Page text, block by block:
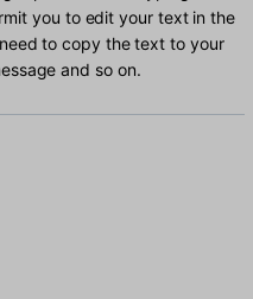
you to edit your text in the
to copy the text to your
and so on.